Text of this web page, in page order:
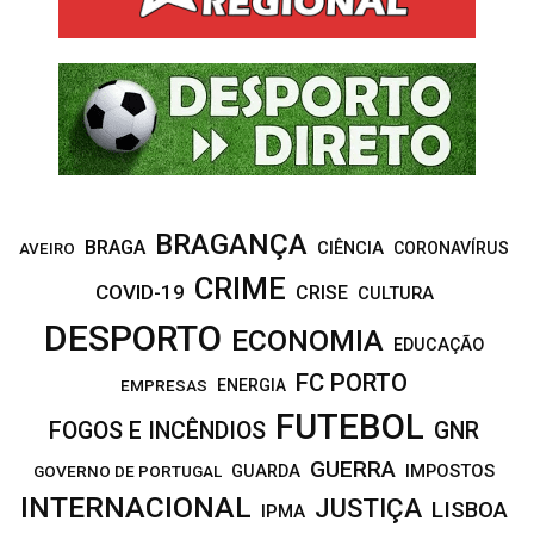
AVEIRO BRAGA BRAGANÇA CIÊNCIA CORONAVÍRUS
COVID-19 CRIME CRISE CULTURA
DESPORTO ECONOMIA EDUCAÇÃO
EMPRESAS ENERGIA FC PORTO
FOGOS E INCÊNDIOS FUTEBOL GNR
GOVERNO DE PORTUGAL GUARDA GUERRA IMPOSTOS
INTERNACIONAL IPMA JUSTIÇA LISBOA